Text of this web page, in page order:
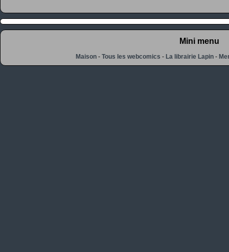
Mini menu
Maison -Tous les webcomics -La librairie Lapin -